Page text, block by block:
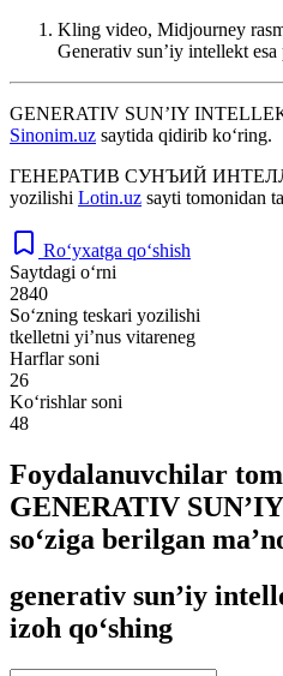
Kling video, Midjourney
Generativ sun’iy intellekt esa
GENERATIV SUN’IY
Sinonim.uz saytida qidirib ko‘ring.
ГЕНЕРАТИВ СУНЪИЙ
yozilishi Lotin.uz sayti tomonidan
Ro‘yxatga qo‘shish
Saytdagi o‘rni
2840
So‘zning teskari yozilishi
tkelletni yi’nus vitareneg
Harflar soni
26
Ko‘rishlar soni
48
Foydalanuvchilar
GENERATIV
so‘ziga berilgan
generativ sun’iy
izoh qo‘shing